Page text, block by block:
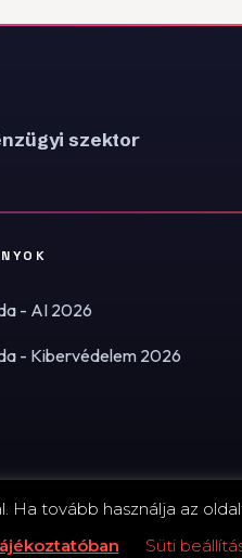
szektor
- AI 2026
- Kibervédelem 2026
tovább használja az
Süti